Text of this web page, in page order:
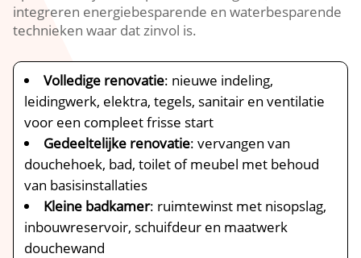
integreren energiebesparende en waterbesparende
technieken waar dat zinvol is.
Volledige renovatie: nieuwe indeling,
leidingwerk, elektra, tegels, sanitair en ventilatie
voor een compleet frisse start
Gedeeltelijke renovatie: vervangen van
douchehoek, bad, toilet of meubel met behoud
van basisinstallaties
Kleine badkamer: ruimtewinst met nisopslag,
inbouwreservoir, schuifdeur en maatwerk
douchewand